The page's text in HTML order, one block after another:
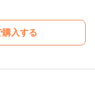
入する